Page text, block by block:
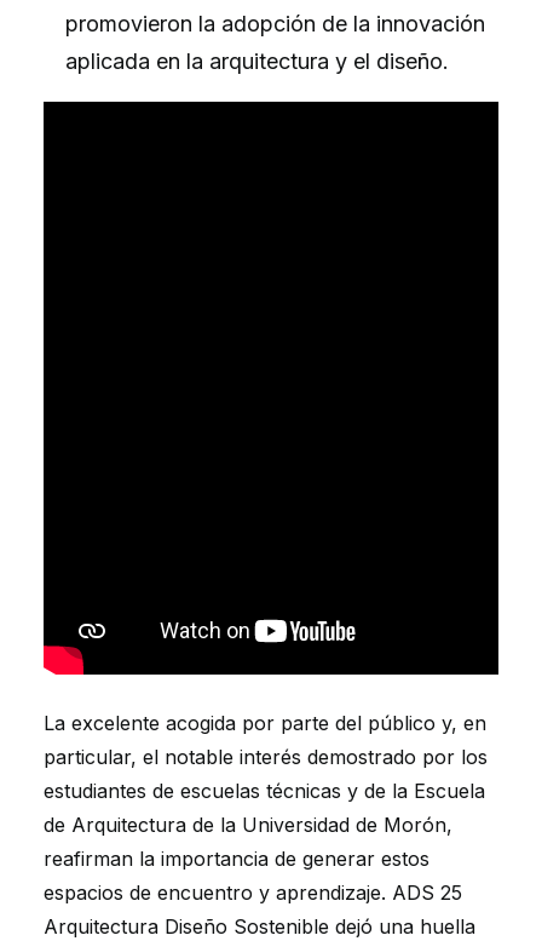
promovieron la adopción de la innovación
aplicada en la arquitectura y el diseño.
La excelente acogida por parte del público y, en
particular, el notable interés demostrado por los
estudiantes de escuelas técnicas y de la Escuela
de Arquitectura de la Universidad de Morón,
reafirman la importancia de generar estos
espacios de encuentro y aprendizaje. ADS 25
Arquitectura Diseño Sostenible dejó una huella